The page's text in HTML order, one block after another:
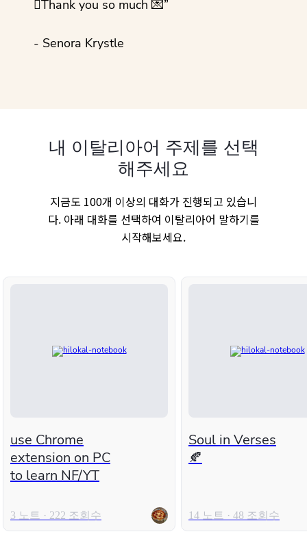
💜Thank you so much 💌”
- Senora Krystle
내 이탈리아어 주제를 선택
해주세요
지금도 100개 이상의 대화가 진행되고 있습니
다. 아래 대화를 선택하여 이탈리아어 말하기를
시작해보세요.
use Chrome
extension on PC
to learn NF/YT
3 노트 · 222 조회수
Soul in Verses
🍂
14 노트 · 48 조회수